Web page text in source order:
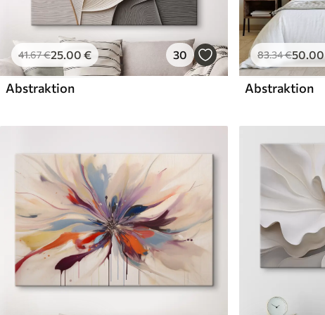
41.67€25.00 € 30
Abstraktion
83.34€50.00
Abstraktion